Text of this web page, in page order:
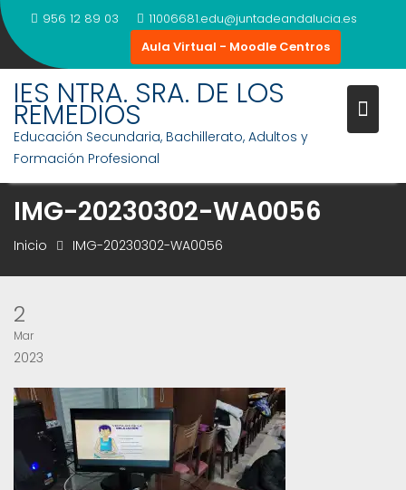
Saltar
al
contenido
956 12 89 03
11006681.edu@juntadeandalucia.es
Aula Virtual - Moodle Centros
IES NTRA. SRA. DE LOS
REMEDIOS
Educación Secundaria, Bachillerato, Adultos y
Formación Profesional
IMG-20230302-WA0056
Inicio IMG-20230302-WA0056
2
Mar
2023